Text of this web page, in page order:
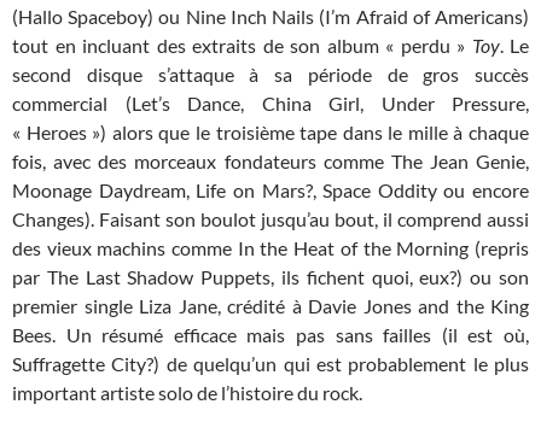
(Hallo Spaceboy) ou Nine Inch Nails (I’m Afraid of Americans)
tout en incluant des extraits de son album « perdu » Toy. Le
second disque s’attaque à sa période de gros succès
commercial (Let’s Dance, China Girl, Under Pressure,
« Heroes ») alors que le troisième tape dans le mille à chaque
fois, avec des morceaux fondateurs comme The Jean Genie,
Moonage Daydream, Life on Mars?, Space Oddity ou encore
Changes). Faisant son boulot jusqu’au bout, il comprend aussi
des vieux machins comme In the Heat of the Morning (repris
par The Last Shadow Puppets, ils fichent quoi, eux?) ou son
premier single Liza Jane, crédité à Davie Jones and the King
Bees. Un résumé efficace mais pas sans failles (il est où,
Suffragette City?) de quelqu’un qui est probablement le plus
important artiste solo de l’histoire du rock.